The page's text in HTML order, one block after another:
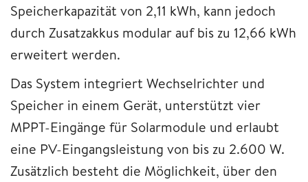
Speicherkapazität von 2,11 kWh, kann jedoch
durch Zusatzakkus modular auf bis zu 12,66 kWh
erweitert werden.
Das System integriert Wechselrichter und
Speicher in einem Gerät, unterstützt vier
MPPT-Eingänge für Solarmodule und erlaubt
eine PV-Eingangsleistung von bis zu 2.600 W.
Zusätzlich besteht die Möglichkeit, über den